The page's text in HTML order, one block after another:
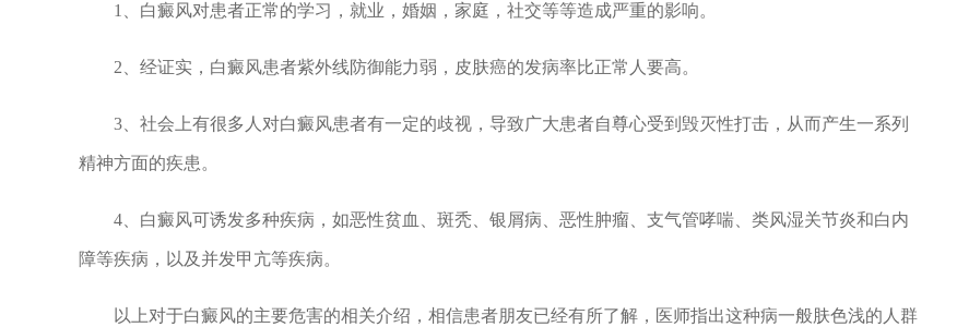
1、白癜风对患者正常的学习，就业，婚姻，家庭，社交等等造成严重的影响。
2、经证实，白癜风患者紫外线防御能力弱，皮肤癌的发病率比正常人要高。
3、社会上有很多人对白癜风患者有一定的歧视，导致广大患者自尊心受到毁灭性打击，从而产生一系列
精神方面的疾患。
4、白癜风可诱发多种疾病，如恶性贫血、斑秃、银屑病、恶性肿瘤、支气管哮喘、类风湿关节炎和白内
障等疾病，以及并发甲亢等疾病。
以上对于白癜风的主要危害的相关介绍，相信患者朋友已经有所了解，医师指出这种病一般肤色浅的人群